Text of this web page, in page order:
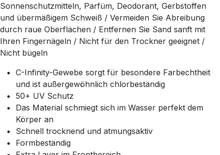
Sonnenschutzmitteln, Parfüm, Deodorant, Gerbstoffen
und übermäßigem Schweiß / Vermeiden Sie Abreibung
durch raue Oberflächen / Entfernen Sie Sand sanft mit
Ihren Fingernägeln / Nicht für den Trockner geeignet /
Nicht bügeln
C-Infinity-Gewebe sorgt für besondere Farbechtheit
und ist außergewöhnlich chlorbeständig
50+ UV Schutz
Das Material schmiegt sich im Wasser perfekt dem
Körper an
Schnell trocknend und atmungsaktiv
Formbeständig